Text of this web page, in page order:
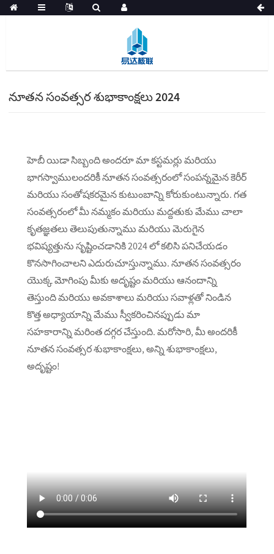
నూతన సంవత్సర శుభాకాంక్షలు 2024
హెబీ యిడా సిబ్బంది అందరూ మా కస్టమర్లు మరియు
భాగస్వాములందరికీ నూతన సంవత్సరంలో సంపన్నమైన కెరీర్
మరియు సంతోషకరమైన కుటుంబాన్ని కోరుకుంటున్నారు. గత
సంవత్సరంలో మీ నమ్మకం మరియు మద్దతుకు మేము చాలా
కృతజ్ఞతలు తెలుపుతున్నాము మరియు మెరుగైన
భవిష్యత్తును సృష్టించడానికి 2024 లో కలిసి పనిచేయడం
కొనసాగించాలని ఎదురుచూస్తున్నాము. నూతన సంవత్సరం
యొక్క మోగింపు మీకు అదృష్టం మరియు ఆనందాన్ని
తెస్తుంది మరియు అవకాశాలు మరియు సవాళ్లతో నిండిన
కొత్త అధ్యాయాన్ని మేము స్వీకరించినప్పుడు మా
సహకారాన్ని మరింత దగ్గర చేస్తుంది. మరోసారి, మీ అందరికీ
నూతన సంవత్సర శుభాకాంక్షలు, అన్ని శుభాకాంక్షలు,
అదృష్టం!